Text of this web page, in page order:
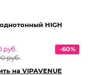
HIGH
руб.
руб.
-60%
на VIPAVENUE